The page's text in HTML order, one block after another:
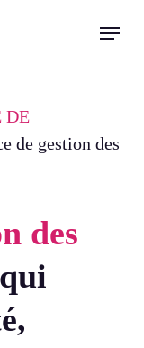
Menu
DE
de gestion des
des
qui